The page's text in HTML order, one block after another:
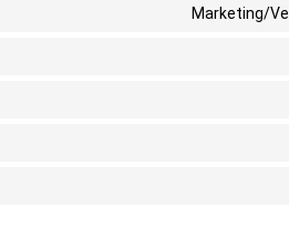
Marketing/